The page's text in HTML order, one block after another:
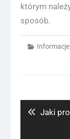
którym
sposób.
Informacje
Jaki